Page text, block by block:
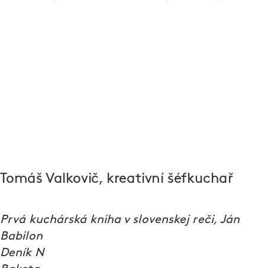
Tomáš Valkovič, kreativní šéfkuchař
Prvá kuchárská kniha v slovenskej reči, Ján
Babilon
Deník N